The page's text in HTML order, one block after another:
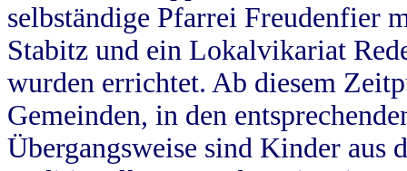
selbständige Pfarrei Freudenfier
Stabitz und ein Lokalvikariat
wurden errichtet. Ab diesem
Gemeinden, in den
Übergangsweise sind Kinder aus